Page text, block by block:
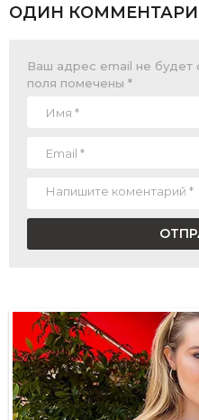
ОДИН
Ваш адрес email не будет
поля помечены *